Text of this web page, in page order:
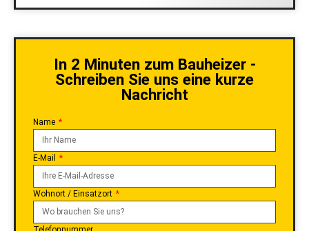
In 2 Minuten zum Bauheizer -
Schreiben Sie uns eine kurze
Nachricht
Name
E-Mail
Wohnort / Einsatzort